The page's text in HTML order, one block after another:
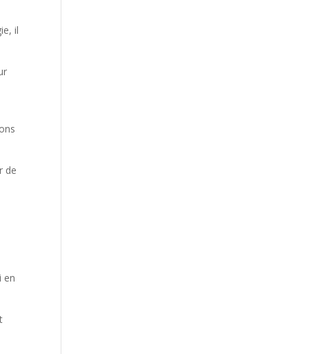
il
de
en